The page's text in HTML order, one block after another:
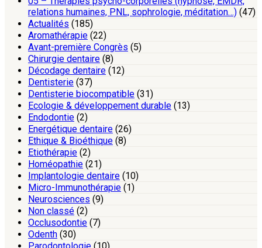
relations humaines, PNL, sophrologie, méditation…) (47)
Actualités (185)
Aromathérapie (22)
Avant-première Congrès (5)
Chirurgie dentaire (8)
Décodage dentaire (12)
Dentisterie (37)
Dentisterie biocompatible (31)
Ecologie & développement durable (13)
Endodontie (2)
Energétique dentaire (26)
Ethique & Bioéthique (8)
Etiothérapie (2)
Homéopathie (21)
Implantologie dentaire (10)
Micro-Immunothérapie (1)
Neurosciences (9)
Non classé (2)
Occlusodontie (7)
Odenth (30)